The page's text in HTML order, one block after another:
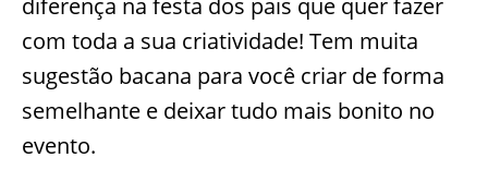
diferença na festa dos pais que quer fazer
com toda a sua criatividade! Tem muita
sugestão bacana para você criar de forma
semelhante e deixar tudo mais bonito no
evento.